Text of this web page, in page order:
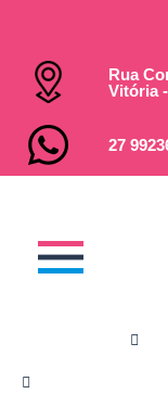
Rua
Vitória
27